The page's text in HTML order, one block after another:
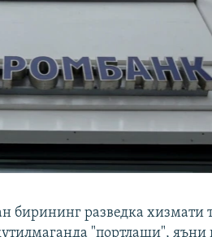
бирининг разведка хизмати
"портлаши", яъни